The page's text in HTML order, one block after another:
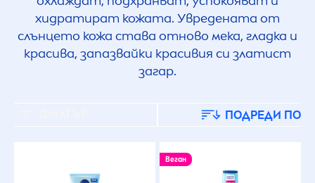
хидратират кожата. Увредената от
слънцето кожа става отново мека, гладка и
красива, запазвайки красивия си златист
загар.
ПОДРЕДИ ПО
Веган